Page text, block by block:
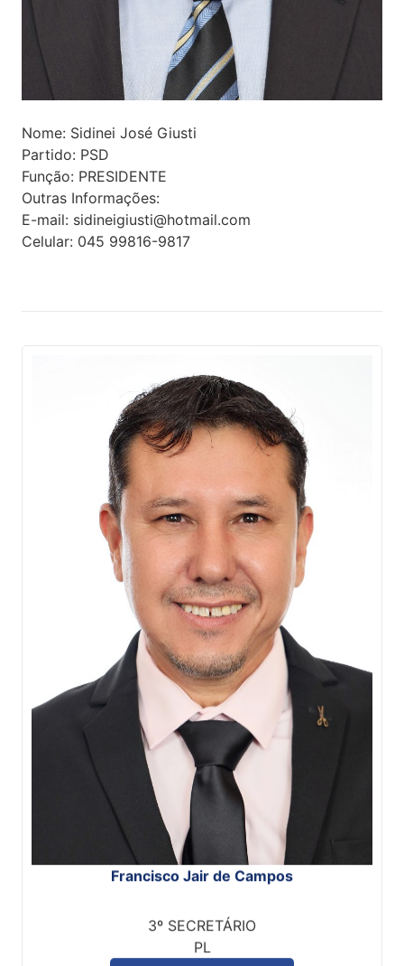
Nome: Sidinei José Giusti
Partido: PSD
Função: PRESIDENTE
Outras Informações:
E-mail: sidineigiusti@hotmail.com
Celular: 045 99816-9817
Francisco Jair de Campos
3º SECRETÁRIO
PL